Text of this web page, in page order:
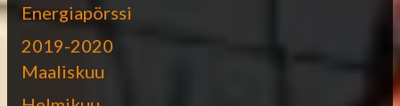
Energiapörssi
2019-2020
Maaliskuu